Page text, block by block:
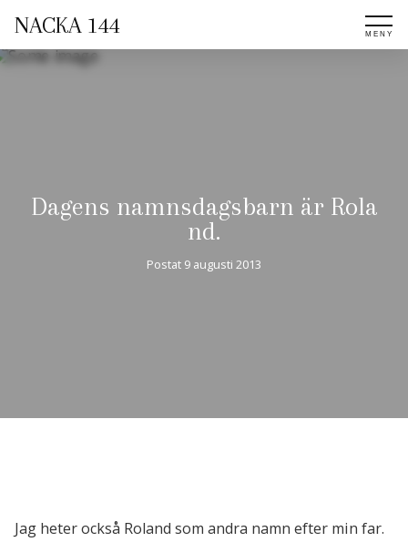
NACKA 144
Dagens namnsdagsbarn är Rola
nd.
Postat 9 augusti 2013
Jag heter också Roland som andra namn efter min far.